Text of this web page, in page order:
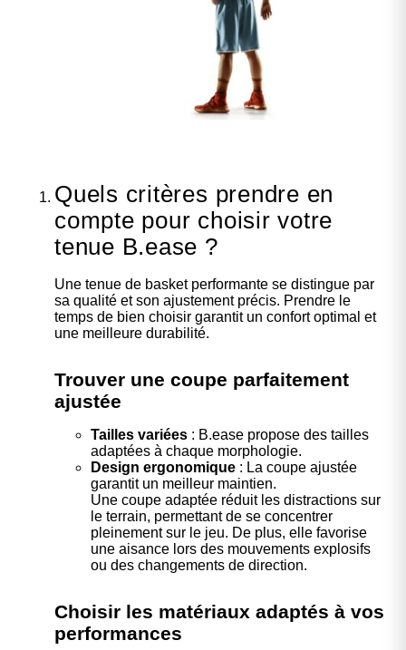
Quels critères prendre en
compte pour choisir votre
tenue B.ease ?
Une tenue de basket performante se distingue par
sa qualité et son ajustement précis. Prendre le
temps de bien choisir garantit un confort optimal et
une meilleure durabilité.
Trouver une coupe parfaitement
ajustée
Tailles variées : B.ease propose des tailles
adaptées à chaque morphologie.
Design ergonomique : La coupe ajustée
garantit un meilleur maintien.
Une coupe adaptée réduit les distractions sur
le terrain, permettant de se concentrer
pleinement sur le jeu. De plus, elle favorise
une aisance lors des mouvements explosifs
ou des changements de direction.
Choisir les matériaux adaptés à vos
performances